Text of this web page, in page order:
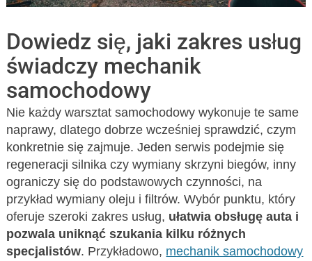
Dowiedz się, jaki zakres usług
świadczy mechanik
samochodowy
Nie każdy warsztat samochodowy wykonuje te same
naprawy, dlatego dobrze wcześniej sprawdzić, czym
konkretnie się zajmuje. Jeden serwis podejmie się
regeneracji silnika czy wymiany skrzyni biegów, inny
ograniczy się do podstawowych czynności, na
przykład wymiany oleju i filtrów. Wybór punktu, który
oferuje szeroki zakres usług, ułatwia obsługę auta i
pozwala uniknąć szukania kilku różnych
specjalistów. Przykładowo, mechanik samochodowy